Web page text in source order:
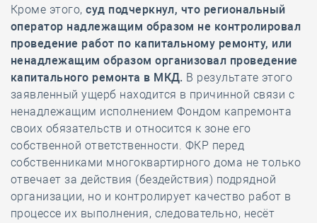
Кроме этого,суд подчеркнул, что региональный
оператор надлежащим образом не контролировал
проведение работ по капитальному ремонту, или
ненадлежащим образом организовал проведение
капитального ремонта в МКД. В результате этого
заявленный ущерб находится в причинной связи с
ненадлежащим исполнением Фондом капремонта
своих обязательств и относится к зоне его
собственной ответственности. ФКР перед
собственниками многоквартирного дома не только
отвечает за действия (бездействия) подрядной
организации, но и контролирует качество работ в
процессе их выполнения, следовательно, несёт